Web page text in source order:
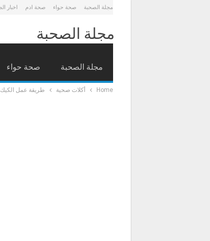
مجلة الصحبة صحة حواء صحة ادم اخبار
مجلة الصحبة
مجلة الصحبة صحة حواء
Home أكلات صحية طريقة عمل